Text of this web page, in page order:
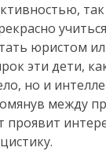
юристом
эти дети,
но и
между